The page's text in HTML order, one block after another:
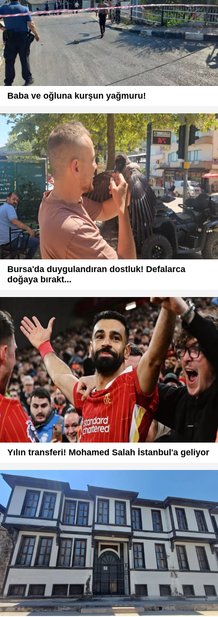
Baba ve oğluna kurşun yağmuru!
Bursa'da duygulandıran dostluk! Defalarca
doğaya bırakt...
Yılın transferi! Mohamed Salah İstanbul'a geliyor